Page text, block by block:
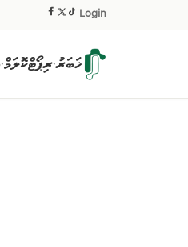
Login
ޚަބަރު▾ރިޕޯޓްކޮލަމް▾